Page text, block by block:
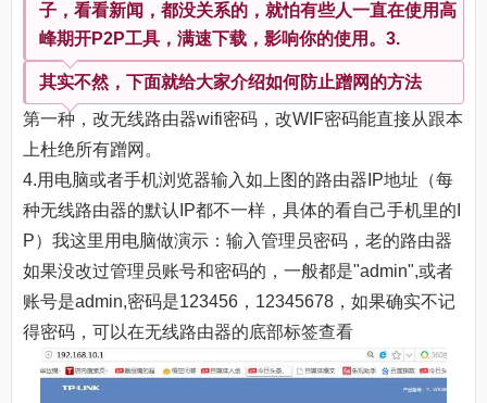
子，看看新闻，都没关系的，就怕有些人一直在使用高
峰期开P2P工具，满速下载，影响你的使用。3.
其实不然，下面就给大家介绍如何防止蹭网的方法
第一种，改无线路由器wifi密码，改WIF密码能直接从跟本
上杜绝所有蹭网。
4.用电脑或者手机浏览器输入如上图的路由器IP地址（每
种无线路由器的默认IP都不一样，具体的看自己手机里的I
P）我这里用电脑做演示：输入管理员密码，老的路由器
如果没改过管理员账号和密码的，一般都是"admin",或者
账号是admin,密码是123456，12345678，如果确实不记
得密码，可以在无线路由器的底部标签查看